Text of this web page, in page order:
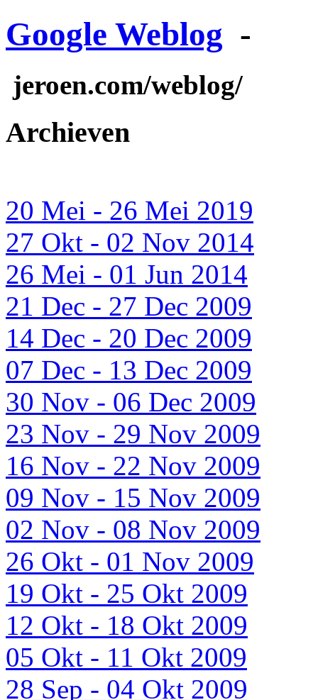
Google Weblog -
jeroen.com/weblog/
Archieven
20 Mei - 26 Mei 2019
27 Okt - 02 Nov 2014
26 Mei - 01 Jun 2014
21 Dec - 27 Dec 2009
14 Dec - 20 Dec 2009
07 Dec - 13 Dec 2009
30 Nov - 06 Dec 2009
23 Nov - 29 Nov 2009
16 Nov - 22 Nov 2009
09 Nov - 15 Nov 2009
02 Nov - 08 Nov 2009
26 Okt - 01 Nov 2009
19 Okt - 25 Okt 2009
12 Okt - 18 Okt 2009
05 Okt - 11 Okt 2009
28 Sep - 04 Okt 2009